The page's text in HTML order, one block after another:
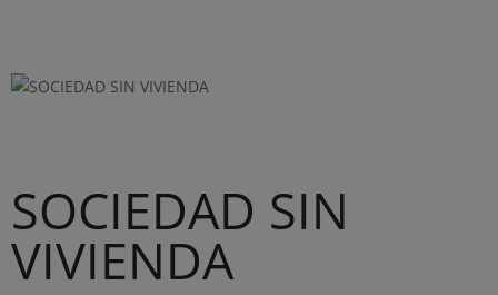
SOCIEDAD SIN
VIVIENDA